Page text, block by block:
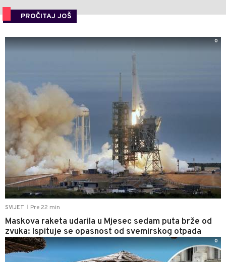
PROČITAJ JOŠ
SVIJET Pre 22 min
Maskova raketa udarila u Mjesec sedam puta brže od
zvuka: Ispituje se opasnost od svemirskog otpada
0
0